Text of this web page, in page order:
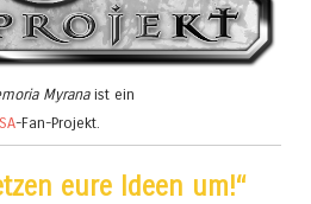
Myranaist ein
-Fan-Projekt.
eure Ideen um!“